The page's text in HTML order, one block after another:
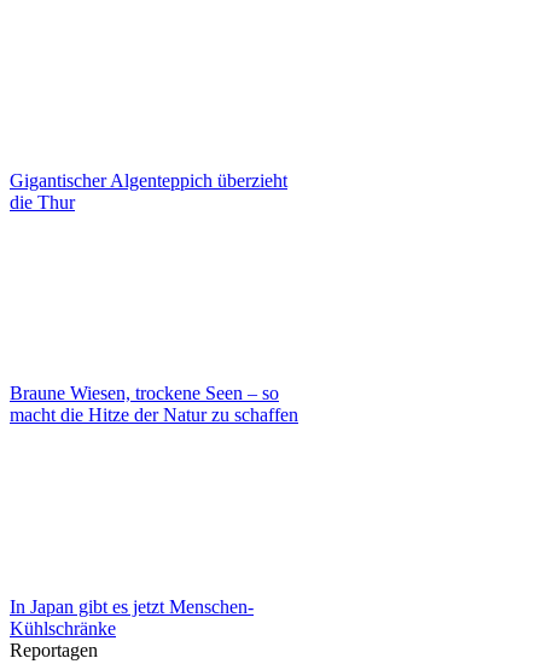
Gigantischer Algenteppich überzieht
die Thur
Braune Wiesen, trockene Seen – so
macht die Hitze der Natur zu schaffen
In Japan gibt es jetzt Menschen-
Kühlschränke
Reportagen